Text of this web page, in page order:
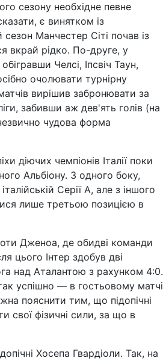
сезону необхідне певне
є винятком із
Манчестер Сіті почав із
вкрай рідко. По-друге, у
Челсі, Іпсвіч Таун,
очолювати турнірну
вирішив забронювати за
забивши аж дев'ять голів (на
чудова форма
діючих чемпіонів Італії поки
Альбіону. З одного боку,
Серії А, але з іншого
лише третьою позицією в
Дженоа, де обидві команди
цього Інтер здобув дві
над Аталантою з рахунком 4:0.
успішно — в гостьовому матчі
пояснити тим, що підопічні
свої фізичні сили, за що в
Хосепа Гвардіоли. Так, на